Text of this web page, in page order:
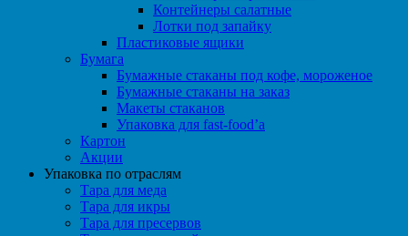
Контейнеры салатные
Лотки под запайку
Пластиковые ящики
Бумага
Бумажные стаканы под кофе, мороженое
Бумажные стаканы на заказ
Макеты стаканов
Упаковка для fast-food’а
Картон
Акции
Упаковка по отраслям
Тара для меда
Тара для икры
Тара для пресервов